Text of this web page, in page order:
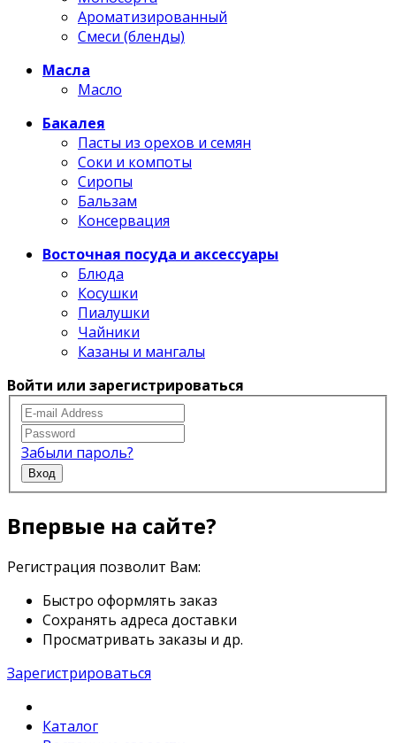
Ароматизированный
Смеси (бленды)
Масла
Масло
Бакалея
Пасты из орехов и семян
Соки и компоты
Сиропы
Бальзам
Консервация
Восточная посуда и аксессуары
Блюда
Косушки
Пиалушки
Чайники
Казаны и мангалы
Войти или зарегистрироваться
Забыли пароль?
Вход
Впервые на сайте?
Регистрация позволит Вам:
Быстро оформлять заказ
Сохранять адреса доставки
Просматривать заказы и др.
Зарегистрироваться
Каталог